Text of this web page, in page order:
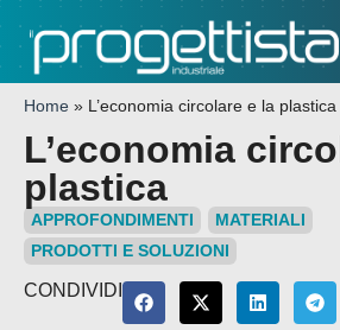
Home » L’economia circolare e la plastica
L’economia
plastica
APPROFONDIMENTI
MATERIALI
PRODOTTI E SOLUZIONI
CONDIVIDI